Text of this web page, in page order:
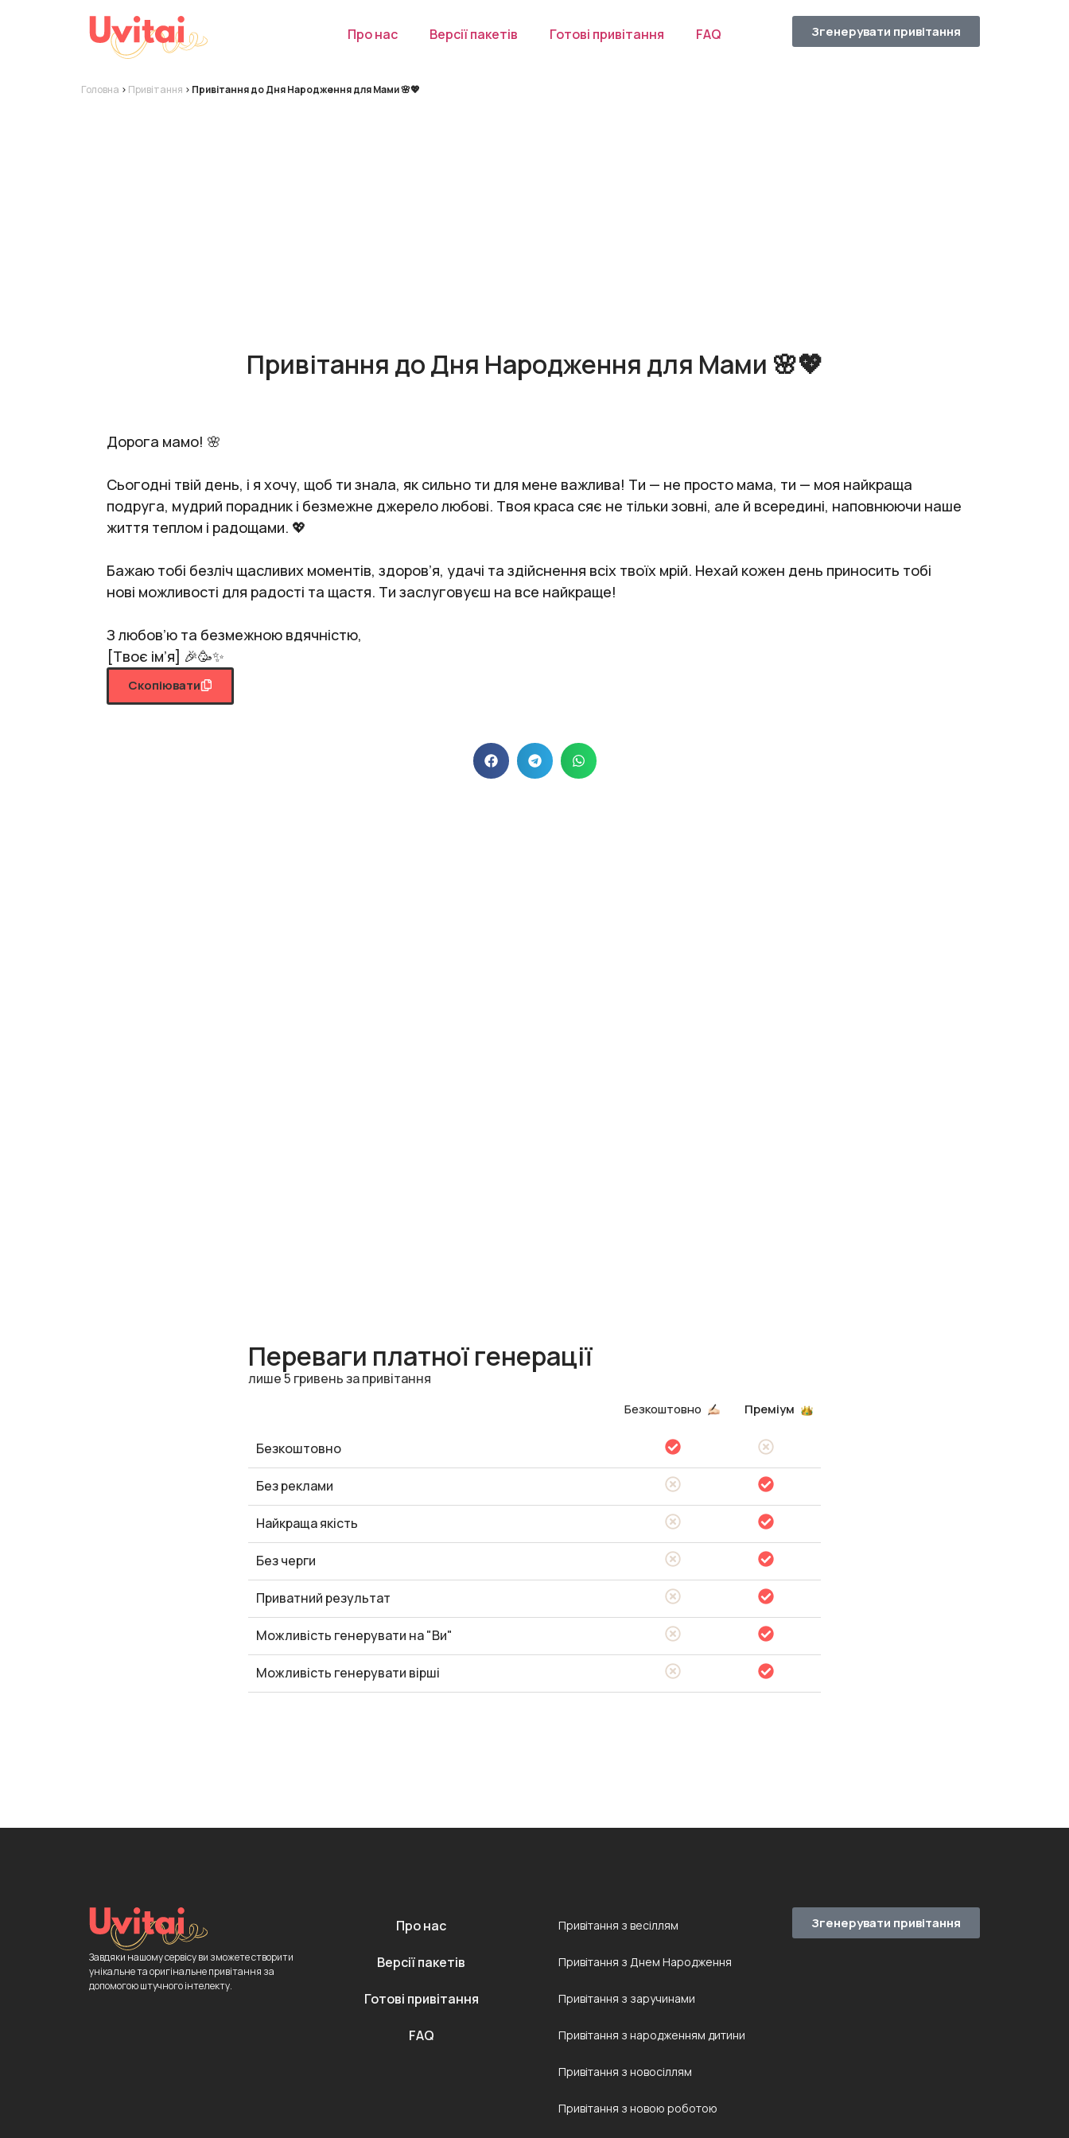
Про нас Версії пакетів Готові привітання FAQ Згенерувати привітання
Головна > Привітання > Привітання до Дня Народження для Мами 🌸💖
Привітання до Дня Народження для Мами 🌸💖
Дорога мамо! 🌸
Сьогодні твій день, і я хочу, щоб ти знала, як сильно ти для мене важлива! Ти — не просто мама, ти — моя найкраща
подруга, мудрий порадник і безмежне джерело любові. Твоя краса сяє не тільки зовні, але й всередині, наповнюючи наше
життя теплом і радощами. 💖
Бажаю тобі безліч щасливих моментів, здоров’я, удачі та здійснення всіх твоїх мрій. Нехай кожен день приносить тобі
нові можливості для радості та щастя. Ти заслуговуєш на все найкраще!
З любов’ю та безмежною вдячністю,
[Твоє ім’я] 🎉🥳✨
Скопіювати
Переваги платної генерації
лише 5 гривень за привітання
Безкоштовно Преміум
Безкоштовно
Без реклами
Найкраща якість
Без черги
Приватний результат
Можливість генерувати на "Ви"
Можливість генерувати вірші
Завдяки нашому сервісу ви зможете створити
унікальне та оригінальне привітання за
допомогою штучного інтелекту.
Про нас
Версії пакетів
Готові привітання
FAQ
Привітання з весіллям
Привітання з Днем Народження
Привітання з заручинами
Привітання з народженням дитини
Привітання з новосіллям
Привітання з новою роботою
Згенерувати привітання